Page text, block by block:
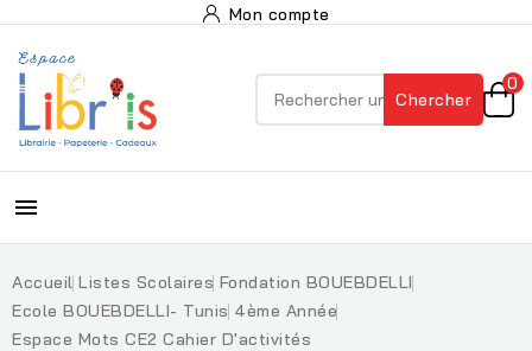
Mon compte
Chercher
0

Accueil Listes Scolaires Fondation BOUEBDELLI
Ecole BOUEBDELLI- Tunis 4ème Année
Espace Mots CE2 Cahier D'activités